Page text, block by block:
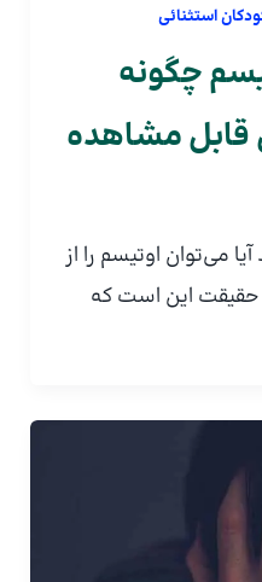
استثنائی
چگونه
مشاهده
می‌توان اوتیسم را از
این است که